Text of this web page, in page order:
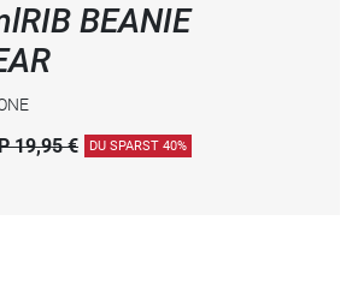
BEANIE
19,95 € DU SPARST 40%